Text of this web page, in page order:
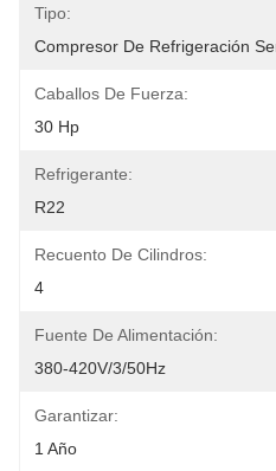
Tipo:
Compresor De Refrigeración
Caballos De Fuerza:
30 Hp
Refrigerante:
R22
Recuento De Cilindros:
4
Fuente De Alimentación:
380-420V/3/50Hz
Garantizar:
1 Año